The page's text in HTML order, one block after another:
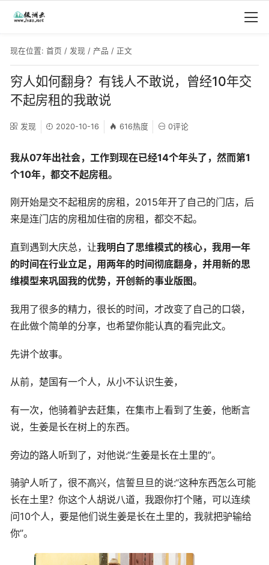
现在位置: 首页 / 发现 / 产品 / 正文
穷人如何翻身？有钱人不敢说，曾经10年交
不起房租的我敢说
发现 2020-10-16 616热度 0评论
我从07年出社会，工作到现在已经14个年头了，然而第1
个10年，都交不起房租。
刚开始是交不起租房的房租，2015年开了自己的门店，后
来是连门店的房租加住宿的房租，都交不起。
直到遇到大庆总，让我明白了思维模式的核心，我用一年
的时间在行业立足，用两年的时间彻底翻身，并用新的思
维模型来巩固我的优势，开创新的事业版图。
我用了很多的精力，很长的时间，才改变了自己的口袋，
在此做个简单的分享，也希望你能认真的看完此文。
先讲个故事。
从前，楚国有一个人，从小不认识生姜，
有一次，他骑着驴去赶集，在集市上看到了生姜，他断言
说，生姜是长在树上的东西。
旁边的路人听到了，对他说:“生姜是长在土里的”。
骑驴人听了，很不高兴，信誓旦旦的说:“这种东西怎么可能
长在土里？你这个人胡说八道，我跟你打个赌，可以连续
问10个人，要是他们说生姜是长在土里的，我就把驴输给
你”。